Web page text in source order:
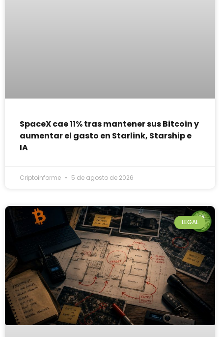
SpaceX cae 11% tras mantener sus Bitcoin y
aumentar el gasto en Starlink, Starship e
IA
Criptoinforme 5 de agosto de 2026
LEGAL